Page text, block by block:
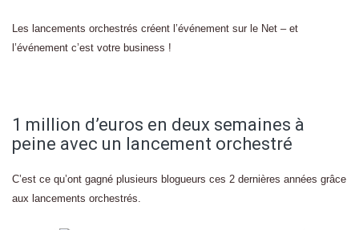
Les lancements orchestrés créent l’événement sur le Net – et
l’événement c’est votre business !
1 million d’euros en deux semaines à
peine avec un lancement orchestré
C’est ce qu’ont gagné plusieurs blogueurs ces 2 dernières années grâce
aux lancements orchestrés.